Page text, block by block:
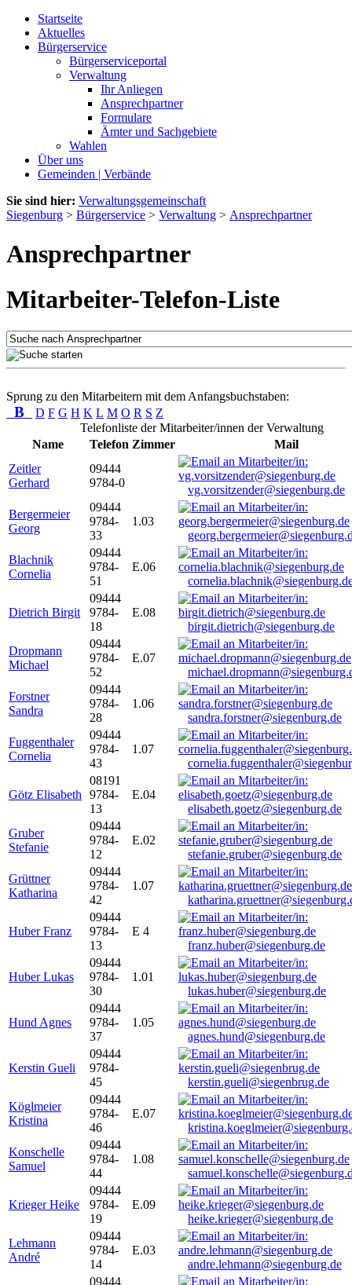
Startseite
Aktuelles
Bürgerservice
Bürgerserviceportal
Verwaltung
Ihr Anliegen
Ansprechpartner
Formulare
Ämter und Sachgebiete
Wahlen
Über uns
Gemeinden | Verbände
Sie sind hier: Verwaltungsgemeinschaft
Siegenburg > Bürgerservice > Verwaltung > Ansprechpartner
Ansprechpartner
Mitarbeiter-Telefon-Liste
Sprung zu den Mitarbeitern mit dem Anfangsbuchstaben:
B D F G H K L M O R S Z
Telefonliste der Mitarbeiter/innen der Verwaltung
Name
Telefon Zimmer
Mail
Zeitler
Gerhard
09444
9784-0
vg.vorsitzender@siegenburg.de
Bergermeier
Georg
09444
9784-
33
1.03
Blachnik
Cornelia
09444
9784-
51
E.06
Dietrich Birgit
09444
9784-
18
E.08
birgit.dietrich@siegenburg.de
Dropmann
Michael
09444
9784-
52
E.07
Forstner
Sandra
09444
9784-
28
1.06
sandra.forstner@siegenburg.de
Fuggenthaler
Cornelia
09444
9784-
43
1.07
Götz Elisabeth
08191
9784-
13
E.04
elisabeth.goetz@siegenburg.de
Gruber
Stefanie
09444
9784-
12
E.02
stefanie.gruber@siegenburg.de
Grüttner
Katharina
09444
9784-
42
1.07
Huber Franz
09444
9784-
13
E 4
franz.huber@siegenburg.de
Huber Lukas
09444
9784-
30
1.01
lukas.huber@siegenburg.de
Hund Agnes
09444
9784-
37
1.05
agnes.hund@siegenburg.de
Kerstin Gueli
09444
9784-
45
kerstin.gueli@siegenbrug.de
Köglmeier
Kristina
09444
9784-
46
E.07
Konschelle
Samuel
09444
9784-
44
1.08
Krieger Heike
09444
9784-
19
E.09
heike.krieger@siegenburg.de
Lehmann
André
09444
9784-
14
E.03
andre.lehmann@siegenburg.de
09444